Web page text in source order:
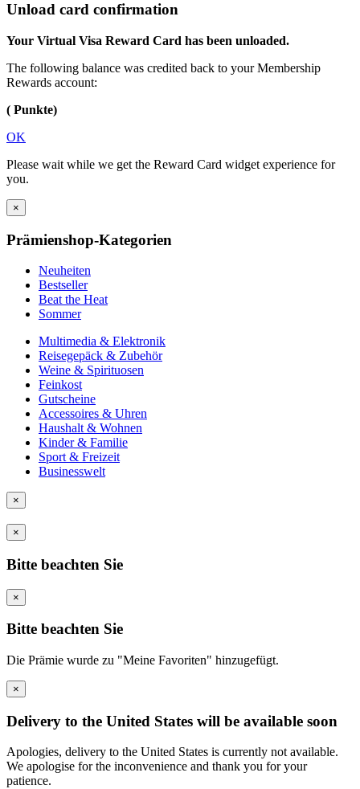
Unload card confirmation
Your Virtual Visa Reward Card has been unloaded.
The following balance was credited back to your Membership
Rewards account:
( Punkte)
OK
Please wait while we get the Reward Card widget experience for
you.
×
Prämienshop-Kategorien
Neuheiten
Bestseller
Beat the Heat
Sommer
Multimedia & Elektronik
Reisegepäck & Zubehör
Weine & Spirituosen
Feinkost
Gutscheine
Accessoires & Uhren
Haushalt & Wohnen
Kinder & Familie
Sport & Freizeit
Businesswelt
×
×
Bitte beachten Sie
×
Bitte beachten Sie
Die Prämie wurde zu "Meine Favoriten" hinzugefügt.
×
Delivery to the United States will be available soon
Apologies, delivery to the United States is currently not available.
We apologise for the inconvenience and thank you for your
patience.